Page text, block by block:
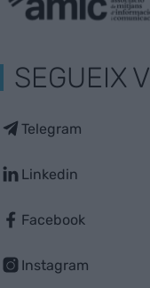
SEGUEIX
Telegram
Linkedin
Facebook
Instagram